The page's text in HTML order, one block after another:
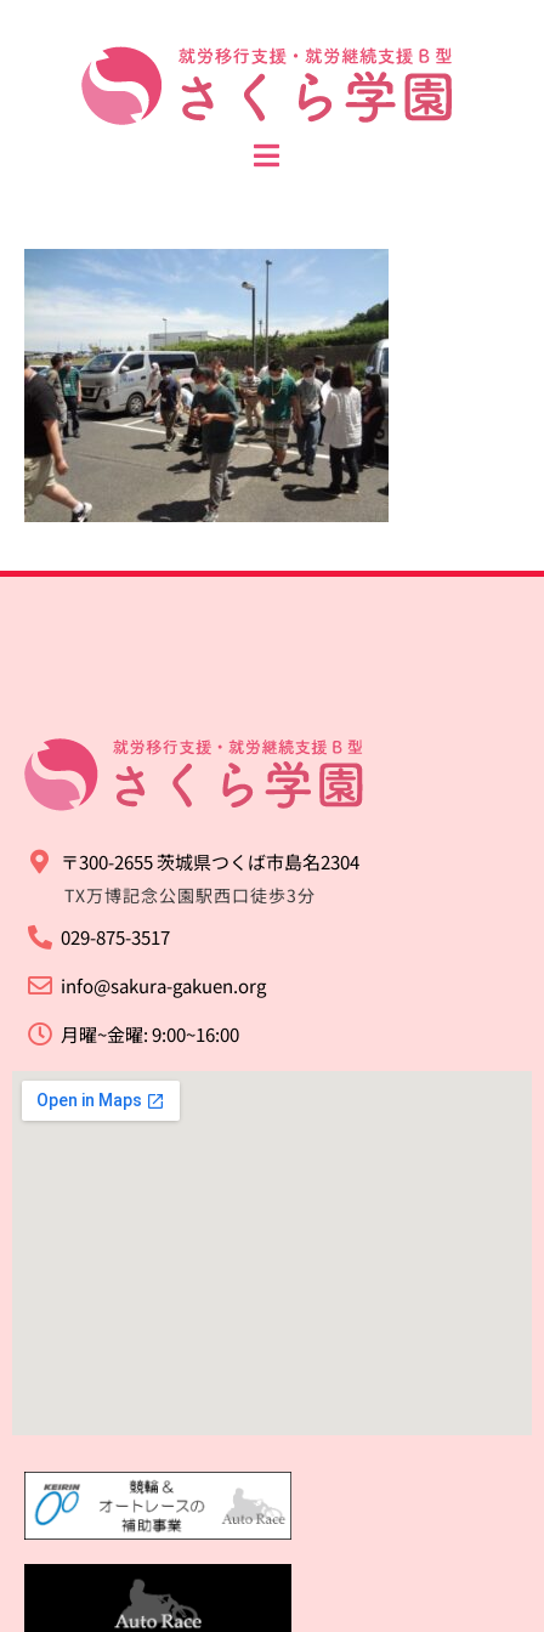
〒300-2655 茨城県つくば市島名2304
TX万博記念公園駅西口徒歩3分
029-875-3517
info@sakura-gakuen.org
月曜~金曜: 9:00~16:00